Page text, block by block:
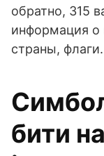
обратно, 315
информация о
страны, флаги.
бити